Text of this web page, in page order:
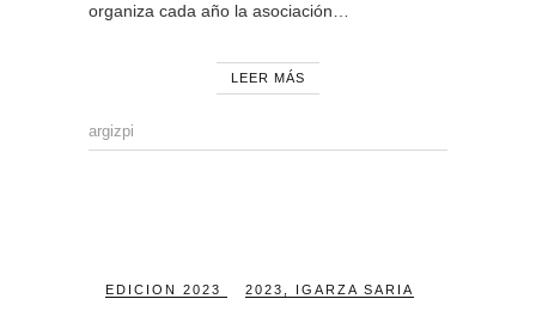
organiza cada año la asociación…
LEER MÁS
argizpi
EDICION 2023 2023 IGARZA SARIA